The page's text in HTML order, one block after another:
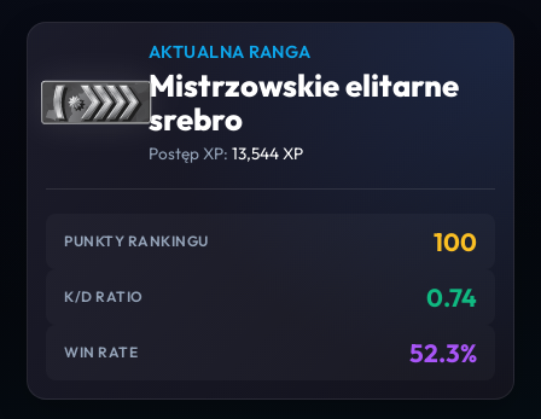
AKTUALNA RANGA
Mistrzowskie elitarne
srebro
Postęp XP: 13,544 XP
PUNKTY RANKINGU 100
K/D RATIO 0.74
WIN RATE 52.3%